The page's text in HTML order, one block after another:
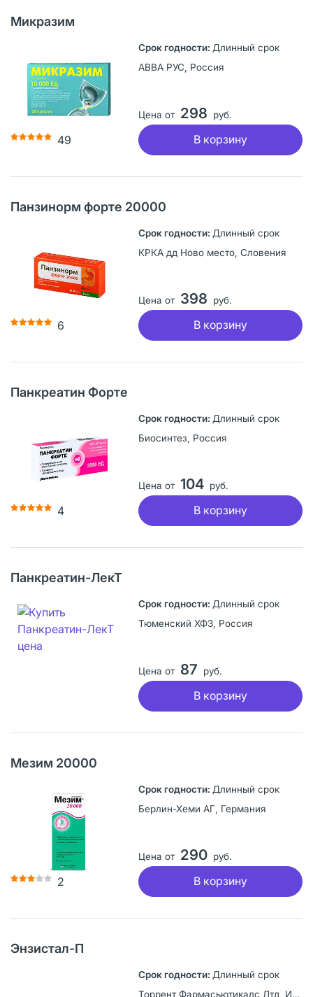
Микразим
49
Длинный срок
АВВА РУС, Россия
Цена от 298 руб.
В корзину
Панзинорм форте 20000
6
Длинный срок
КРКА дд Ново место, Словения
Цена от 398 руб.
В корзину
Панкреатин Форте
4
Длинный срок
Биосинтез, Россия
Цена от 104 руб.
В корзину
Панкреатин-ЛекТ
Длинный срок
Тюменский ХФЗ, Россия
Цена от 87 руб.
В корзину
Мезим 20000
2
Длинный срок
Берлин-Хеми АГ, Германия
Цена от 290 руб.
В корзину
Энзистал-П
Длинный срок
Торрент Фармасьютикалс Лтд, Индия